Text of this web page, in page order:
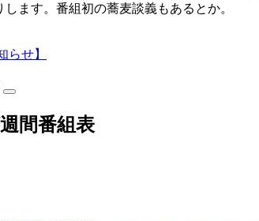
ます。番組初の蕎麦談義もあるとか。
らせ】
間番組表